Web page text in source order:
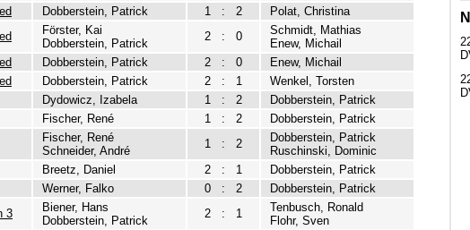
Dobberstein, Patrick 1 : 2
Polat, Christina
Förster, Kai
Dobberstein, Patrick
2 : 0
Schmidt, Mathias
Enew, Michail
Dobberstein, Patrick 2 : 0
Enew, Michail
Dobberstein, Patrick 2 : 1
Wenkel, Torsten
Dydowicz, Izabela 1 : 2
Dobberstein, Patrick
Fischer, René 1 : 2
Dobberstein, Patrick
Fischer, René
Schneider, André
1 : 2
Dobberstein, Patrick
Ruschinski, Dominic
Breetz, Daniel 2 : 1
Dobberstein, Patrick
Werner, Falko 0 : 2
Dobberstein, Patrick
3
Biener, Hans
Dobberstein, Patrick
2 : 1
Tenbusch, Ronald
Flohr, Sven